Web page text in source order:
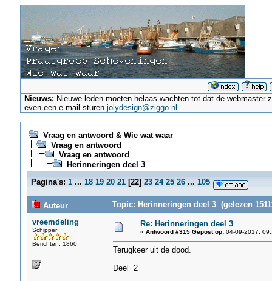
Nieuws: Nieuwe leden moeten helaas wachten tot dat de
even een e-mail sturenjolydesign@ziggo.nl .
Vraag en antwoord & Wie wat waar
Vraag en antwoord
Vraag en antwoord
Herinneringen deel 3
Pagina's: 1 ... 18 19 20 21[22] 23 24 25 26 ... 105
Auteur
Topic: Herinneringen deel 3 (gelezen
vreemdeling
Schipper
Berichten: 1860
Re: Herinneringen deel 3
« Antwoord #315 Gepost op:04-09-2017,
Terugkeer uit de dood.
Deel 2